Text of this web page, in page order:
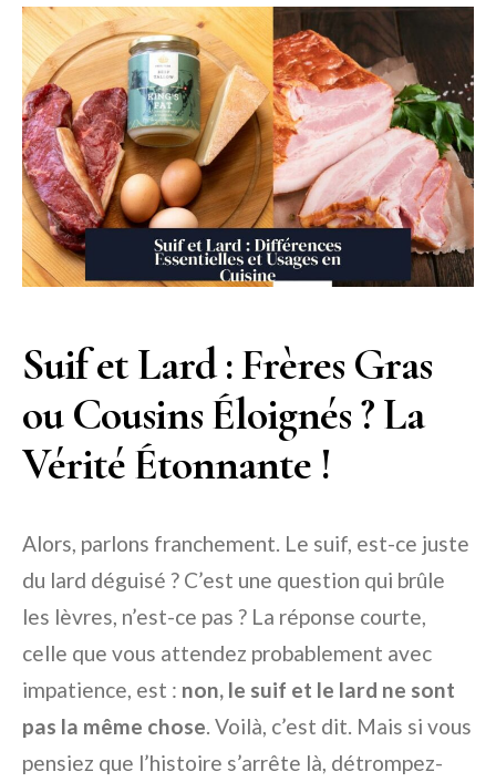
Suif et Lard : Frères Gras
ou Cousins Éloignés ? La
Vérité Étonnante !
Alors, parlons franchement. Le suif, est-ce juste
du lard déguisé ? C’est une question qui brûle
les lèvres, n’est-ce pas ? La réponse courte,
celle que vous attendez probablement avec
impatience, est : non, le suif et le lard ne sont
pas la même chose. Voilà, c’est dit. Mais si vous
pensiez que l’histoire s’arrête là, détrompez-